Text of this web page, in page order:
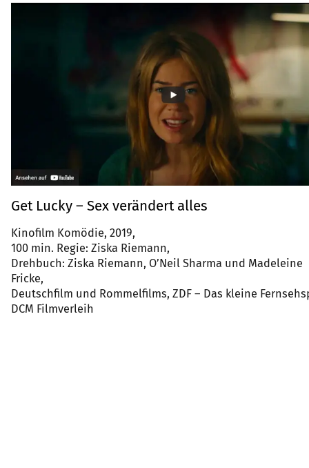
Get Lucky – Sex verändert alles
Kinofilm Komödie, 2019,
100 min. Regie: Ziska Riemann,
Drehbuch: Ziska Riemann, O’Neil Sharma und Madeleine
Fricke,
Deutschfilm und Rommelfilms, ZDF – Das kleine
DCM Filmverleih